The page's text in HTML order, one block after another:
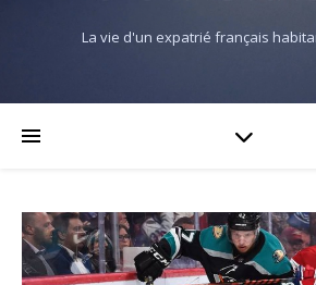
La vie d'un expatrié français